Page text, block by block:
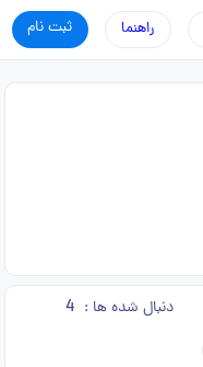
ثبت نام راهنما
دنبال شده ها : 4